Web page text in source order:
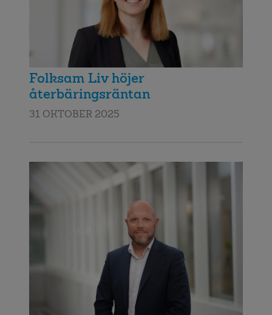
Folksam Liv höjer
återbäringsräntan
31 OKTOBER 2025